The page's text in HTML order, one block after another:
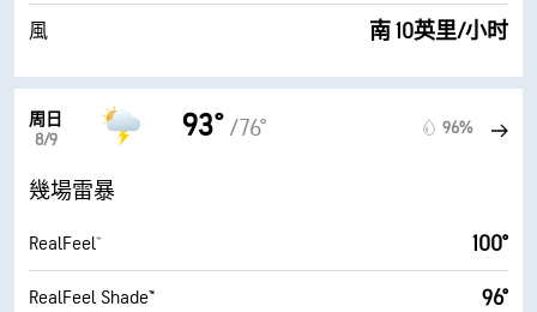
風 南 10英里/小时
周日
8/9
93° /76° 96%
幾場雷暴
RealFeel® 100°
RealFeel Shade™ 96°